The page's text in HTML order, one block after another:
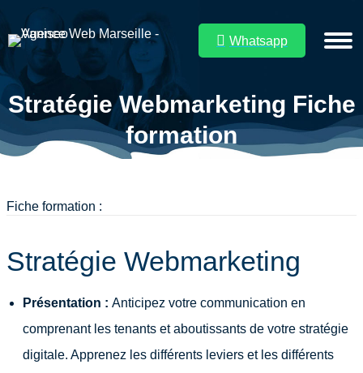
Whatsapp
Stratégie Webmarketing Fiche
formation
Vous êtes ici :
Fiche formation :
Stratégie Webmarketing
Présentation : Anticipez votre communication en
comprenant les tenants et aboutissants de votre stratégie
digitale. Apprenez les différents leviers et les différents